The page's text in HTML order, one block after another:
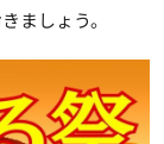
ましょう。